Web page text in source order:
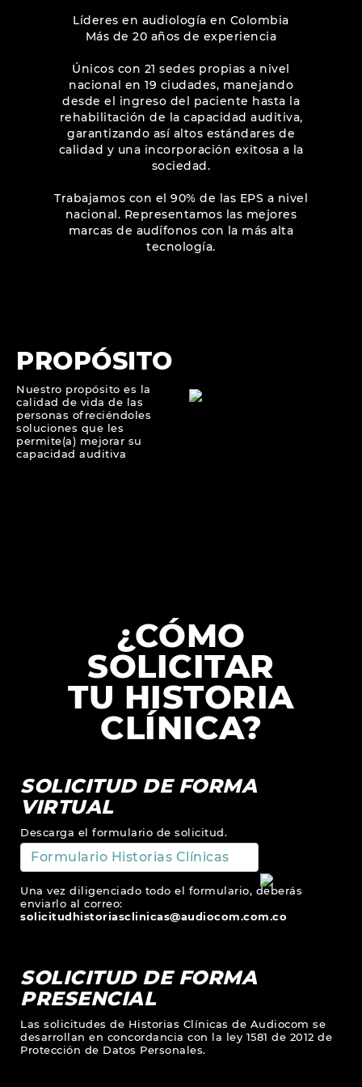
Líderes en audiología en Colombia
Más de 20 años de experiencia
Únicos con 21 sedes propias a nivel
nacional en 19 ciudades, manejando
desde el ingreso del paciente hasta la
rehabilitación de la capacidad auditiva,
garantizando así altos estándares de
calidad y una incorporación exitosa a la
sociedad.
Trabajamos con el 90% de las EPS a nivel
nacional. Representamos las mejores
marcas de audífonos con la más alta
tecnología.
PROPÓSITO
Nuestro propósito es la
calidad de vida de las
personas ofreciéndoles
soluciones que les
permite(a) mejorar su
capacidad auditiva
¿CÓMO
SOLICITAR
TU HISTORIA
CLÍNICA?
SOLICITUD DE FORMA
VIRTUAL
Descarga el formulario de solicitud.
Formulario Historias Clínicas
Una vez diligenciado todo el formulario, deberás
enviarlo al correo:
solicitudhistoriasclinicas@audiocom.com.co
SOLICITUD DE FORMA
PRESENCIAL
Las solicitudes de Historias Clínicas de Audiocom se
desarrollan en concordancia con la ley 1581 de 2012 de
Protección de Datos Personales.